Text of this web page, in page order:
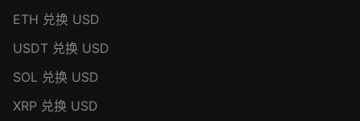
ETH 兑换 USD
USDT 兑换 USD
SOL 兑换 USD
XRP 兑换 USD